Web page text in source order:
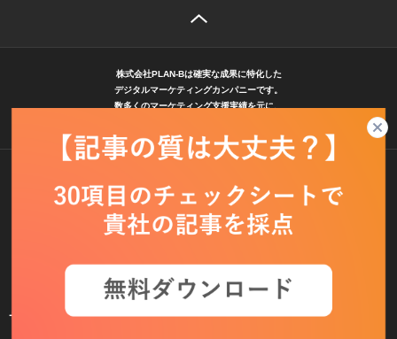
株式会社PLAN-Bは確実な成果に特化した
デジタルマーケティングカンパニーです。
数多くのマーケティング支援実績を元に、
サービス